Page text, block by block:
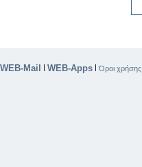
WEB-Mail | WEB-Apps |Όροι χρήσης